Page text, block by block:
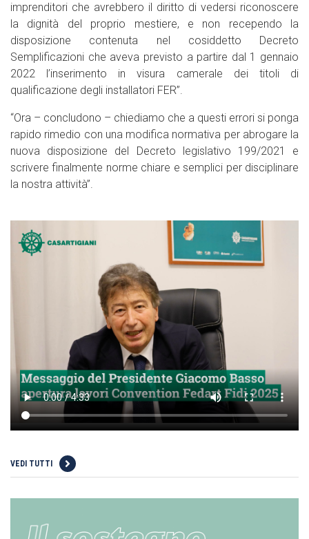
imprenditori che avrebbero il diritto di vedersi riconoscere
la dignità del proprio mestiere, e non recependo la
disposizione contenuta nel cosiddetto Decreto
Semplificazioni che aveva previsto a partire dal 1 gennaio
2022 l’inserimento in visura camerale dei titoli di
qualificazione degli installatori FER”.
“Ora – concludono – chiediamo che a questi errori si ponga
rapido rimedio con una modifica normativa per abrogare la
nuova disposizione del Decreto legislativo 199/2021 e
scrivere finalmente norme chiare e semplici per disciplinare
la nostra attività”.
VEDI TUTTI